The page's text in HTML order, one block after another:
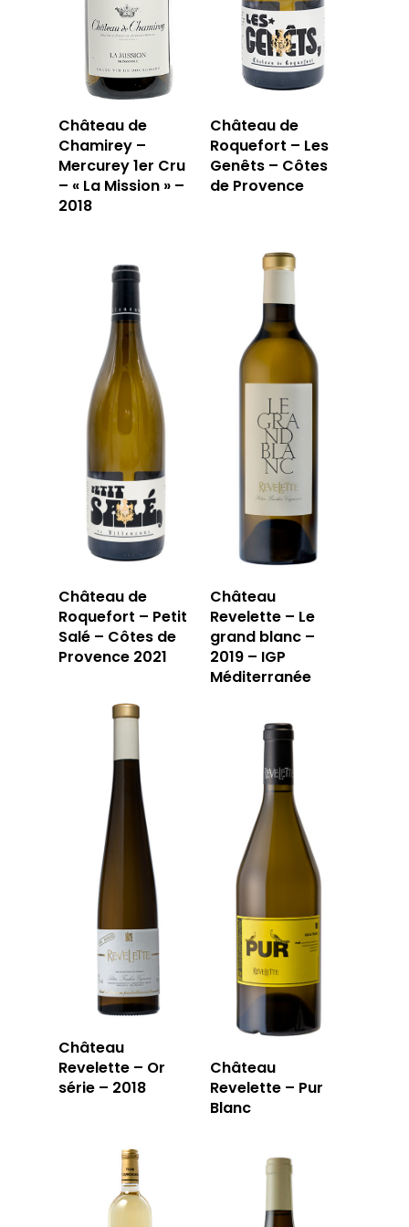
Château de
Chamirey –
Mercurey 1er Cru
– « La Mission » –
2018
Château de
Roquefort – Les
Genêts – Côtes
de Provence
Château de
Roquefort – Petit
Salé – Côtes de
Provence 2021
Château
Revelette – Le
grand blanc –
2019 – IGP
Méditerranée
Château
Revelette – Or
série – 2018
Château
Revelette – Pur
Blanc